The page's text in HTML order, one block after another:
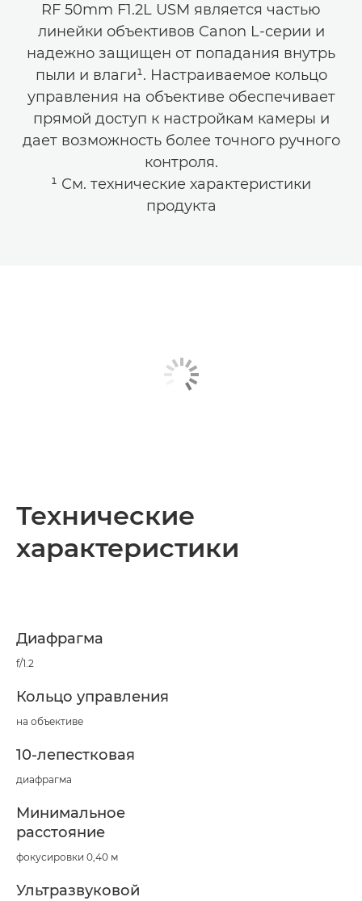
RF 50mm F1.2L USM является частью
линейки объективов Canon L-серии и
надежно защищен от попадания внутрь
пыли и влаги¹. Настраиваемое кольцо
управления на объективе обеспечивает
прямой доступ к настройкам камеры и
дает возможность более точного ручного
контроля.
¹ См. технические характеристики
продукта
Технические
характеристики
Диафрагма
f/1.2
Кольцо управления
на объективе
10-лепестковая
диафрагма
Минимальное
расстояние
фокусировки 0,40 м
Ультразвуковой